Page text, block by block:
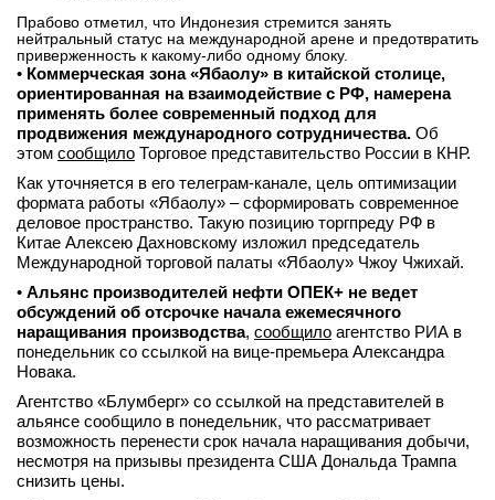
Прабово отметил, что Индонезия стремится занять
нейтральный статус на международной арене и предотвратить
приверженность к какому-либо одному блоку.
• Коммерческая зона «Ябаолу» в китайской столице,
ориентированная на взаимодействие с РФ, намерена
применять более современный подход для
продвижения международного сотрудничества. Об
этом сообщило Торговое представительство России в КНР.
Как уточняется в его телеграм-канале, цель оптимизации
формата работы «Ябаолу» – сформировать современное
деловое пространство. Такую позицию торгпреду РФ в
Китае Алексею Дахновскому изложил председатель
Международной торговой палаты «Ябаолу» Чжоу Чжихай.
• Альянс производителей нефти ОПЕК+ не ведет
обсуждений об отсрочке начала ежемесячного
наращивания производства, сообщило агентство РИА в
понедельник со ссылкой на вице-премьера Александра
Новака.
Агентство «Блумберг» со ссылкой на представителей в
альянсе сообщило в понедельник, что рассматривает
возможность перенести срок начала наращивания добычи,
несмотря на призывы президента США Дональда Трампа
снизить цены.